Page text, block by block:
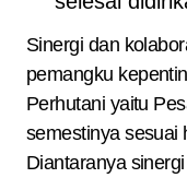
Sinergi dan
pemangku
Perhutani yaitu
semestinya sesuai
Diantaranya